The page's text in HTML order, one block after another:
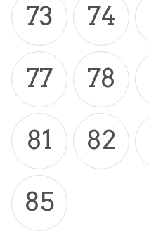
73
74
77
78
81
82
85